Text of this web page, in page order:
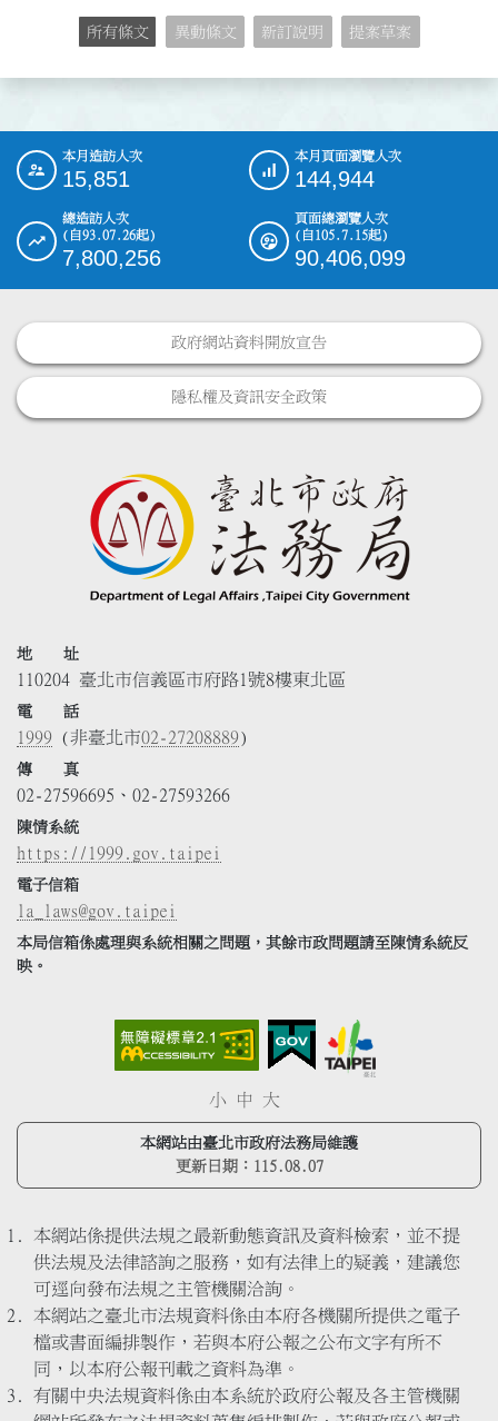
所有條文 異動條文 新訂說明 提案草案
::: 本月造訪人次
15,851
本月頁面瀏覽人次
144,944
總造訪人次
(自93.07.26起)
7,800,256
頁面總瀏覽人次
(自105.7.15起)
90,406,099
政府網站資料開放宣告
隱私權及資訊安全政策
地 址
110204 臺北市信義區市府路1號8樓東北區
電 話
1999 (非臺北市02-27208889)
傳 真
02-27596695、02-27593266
陳情系統
https://1999.gov.taipei
電子信箱
la_laws@gov.taipei
本局信箱係處理與系統相關之問題，其餘市政問題請至陳情系統反
映。
小 中 大
本網站由臺北市政府法務局維護
更新日期： 115.08.07
本網站係提供法規之最新動態資訊及資料檢索，並不提
供法規及法律諮詢之服務，如有法律上的疑義，建議您
可逕向發布法規之主管機關洽詢。
本網站之臺北市法規資料係由本府各機關所提供之電子
檔或書面編排製作，若與本府公報之公布文字有所不
同，以本府公報刊載之資料為準。
有關中央法規資料係由本系統於政府公報及各主管機關